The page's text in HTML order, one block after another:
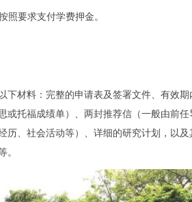
照要求支付学费押金。
下材料：完整的申请表及签署文件、有效
或托福成绩单）、两封推荐信（一般由前
历、社会活动等）、详细的研究计划，以
。